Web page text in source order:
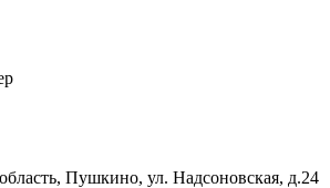
Пушкино, ул. Надсоновская, д.24